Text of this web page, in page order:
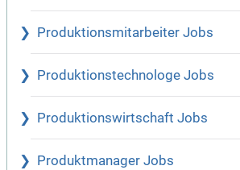
Produktionsmitarbeiter Jobs
Produktionstechnologe Jobs
Produktionswirtschaft Jobs
Produktmanager Jobs